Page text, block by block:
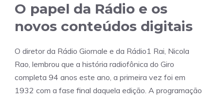
O papel da Rádio e os
novos conteúdos digitais
O diretor da Rádio Giornale e da Rádio1 Rai, Nicola
Rao, lembrou que a história radiofônica do Giro
completa 94 anos este ano, a primeira vez foi em
1932 com a fase final daquela edição. A programação